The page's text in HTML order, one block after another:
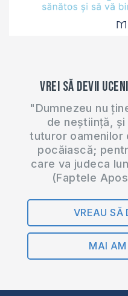
https://amzn.to/
Vrei să devii
"Dumnezeu nu
de neștiință,
tuturor oamenilor
pocăiască;
care va judeca
(Faptele
VREAU SĂ
MAI AM